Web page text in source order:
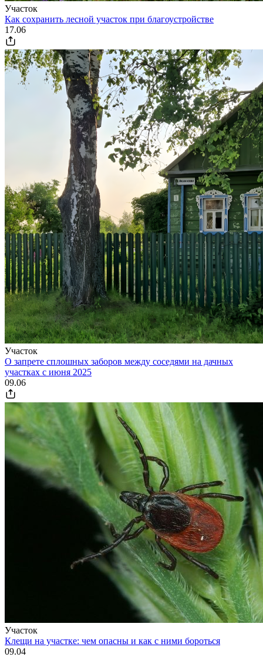
Участок
Как сохранить лесной участок при благоустройстве
17.06
Участок
О запрете сплошных заборов между соседями на дачных
участках с июня 2025
09.06
Участок
Клещи на участке: чем опасны и как с ними бороться
09.04